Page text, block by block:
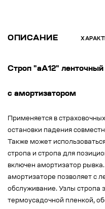
ОПИСАНИЕ
Строп "аА12"
с амортизатором
Применяется в
остановки падения
Также может
стропа и стропа для
включен амортизатор
амортизаторе позволяет с
обслуживание. Узлы
термоусадочной пленкой,